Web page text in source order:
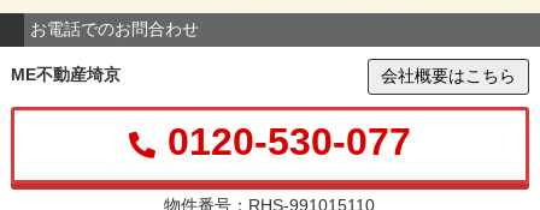
お電話でのお問合わせ
ME不動産埼京 会社概要はこちら
0120-530-077
物件番号：RHS-991015110